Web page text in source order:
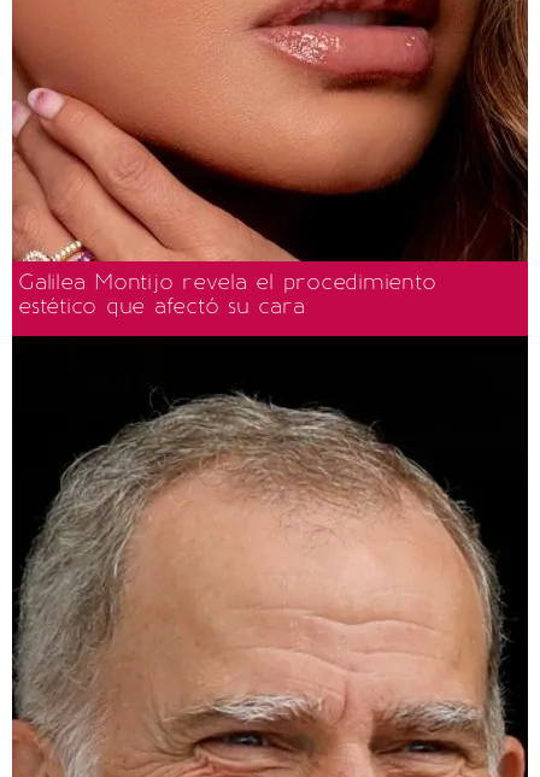
Galilea Montijo revela el procedimiento
estético que afectó su cara